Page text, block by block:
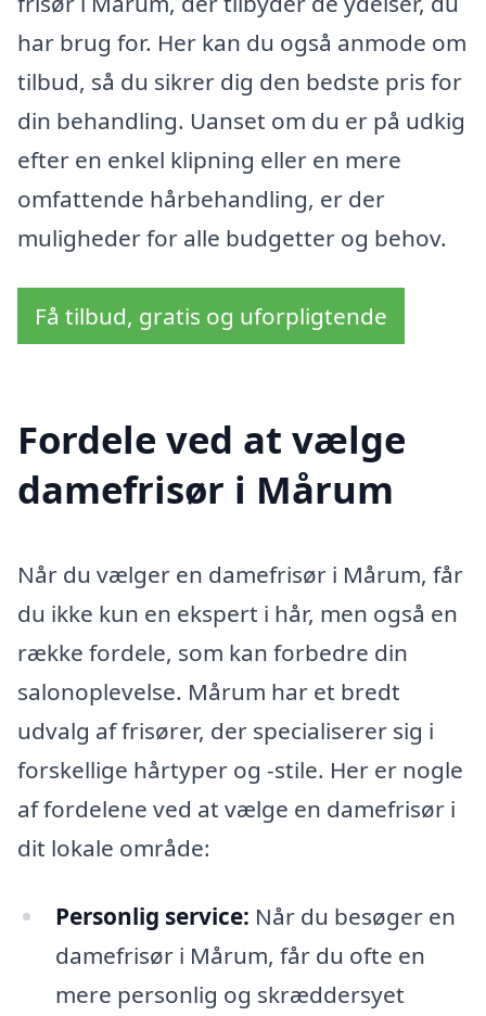
har brug for. Her kan du også anmode om
tilbud, så du sikrer dig den bedste pris for
din behandling. Uanset om du er på udkig
efter en enkel klipning eller en mere
omfattende hårbehandling, er der
muligheder for alle budgetter og behov.
Få tilbud, gratis og uforpligtende
Fordele ved at vælge
damefrisør i Mårum
Når du vælger en damefrisør i Mårum, får
du ikke kun en ekspert i hår, men også en
række fordele, som kan forbedre din
salonoplevelse. Mårum har et bredt
udvalg af frisører, der specialiserer sig i
forskellige hårtyper og -stile. Her er nogle
af fordelene ved at vælge en damefrisør i
dit lokale område:
Personlig service: Når du besøger en
damefrisør i Mårum, får du ofte en
mere personlig og skræddersyet